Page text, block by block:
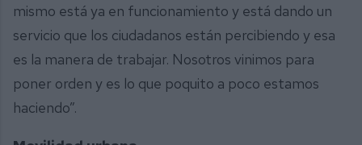
mismo está ya en funcionamiento y está dando un
servicio que los ciudadanos están percibiendo y esa
es la manera de trabajar. Nosotros vinimos para
poner orden y es lo que poquito a poco estamos
haciendo”.